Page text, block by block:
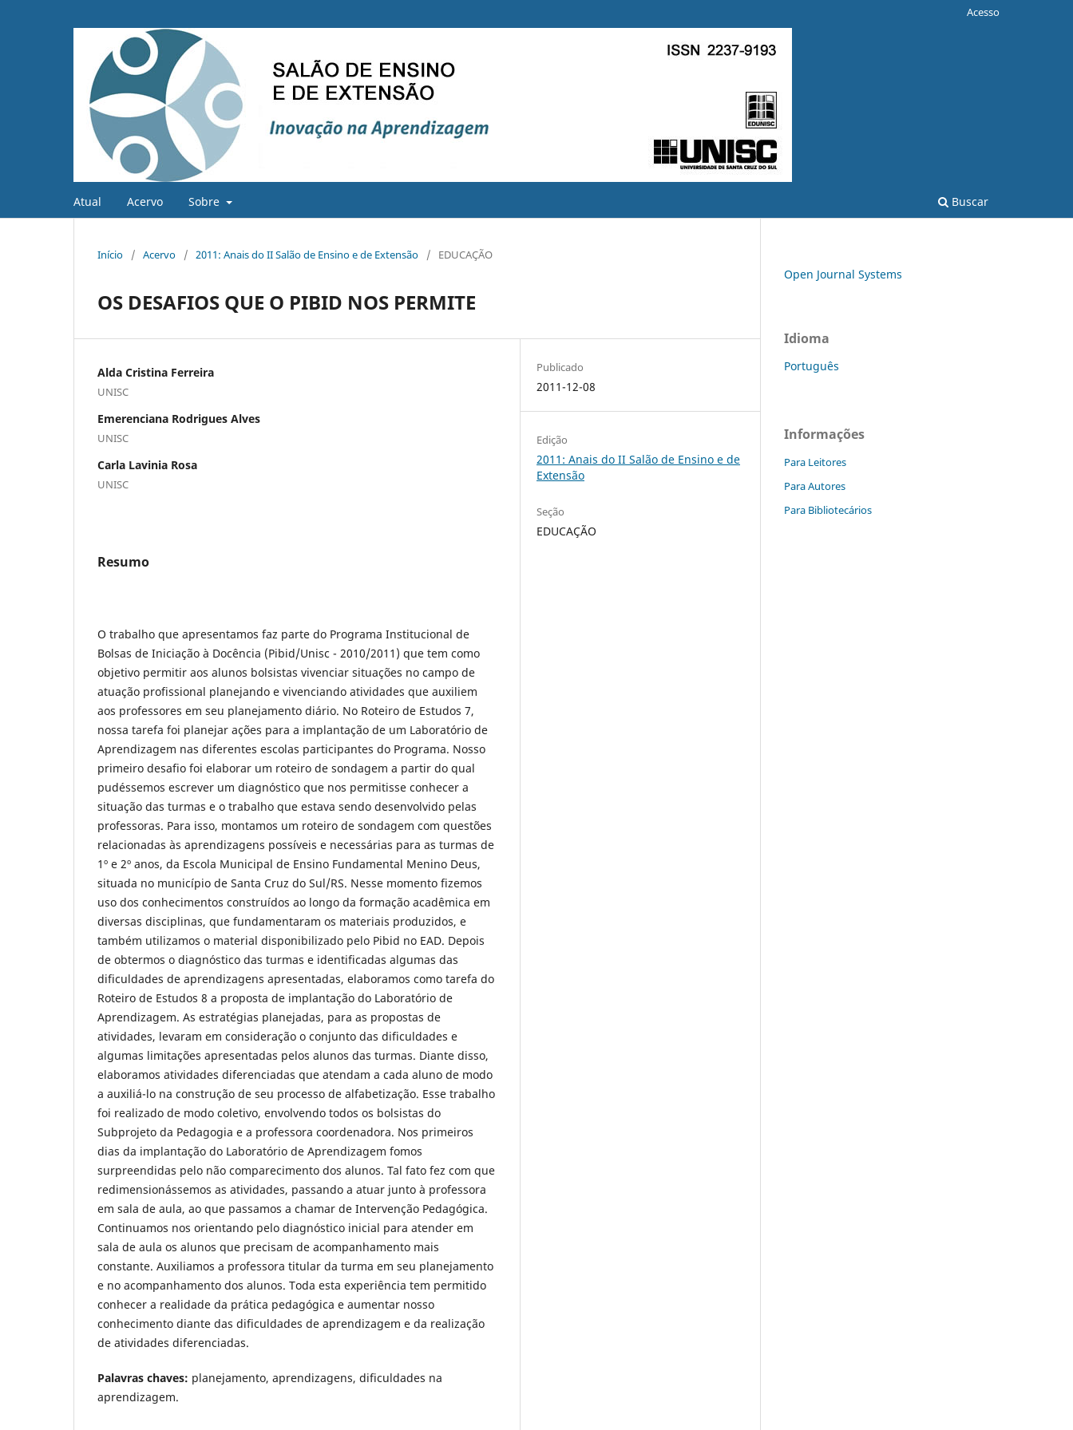
Atual Acervo Sobre Buscar
Acesso
Início / Acervo / 2011: Anais do II Salão de Ensino e de Extensão / EDUCAÇÃO
OS DESAFIOS QUE O PIBID NOS PERMITE
Alda Cristina Ferreira
UNISC
Emerenciana Rodrigues Alves
UNISC
Carla Lavinia Rosa
UNISC
Resumo
O trabalho que apresentamos faz parte do Programa Institucional de
Bolsas de Iniciação à Docência (Pibid/Unisc - 2010/2011) que tem como
objetivo permitir aos alunos bolsistas vivenciar situações no campo de
atuação profissional planejando e vivenciando atividades que auxiliem
aos professores em seu planejamento diário. No Roteiro de Estudos 7,
nossa tarefa foi planejar ações para a implantação de um Laboratório de
Aprendizagem nas diferentes escolas participantes do Programa. Nosso
primeiro desafio foi elaborar um roteiro de sondagem a partir do qual
pudéssemos escrever um diagnóstico que nos permitisse conhecer a
situação das turmas e o trabalho que estava sendo desenvolvido pelas
professoras. Para isso, montamos um roteiro de sondagem com questões
relacionadas às aprendizagens possíveis e necessárias para as turmas de
1º e 2º anos, da Escola Municipal de Ensino Fundamental Menino Deus,
situada no município de Santa Cruz do Sul/RS. Nesse momento fizemos
uso dos conhecimentos construídos ao longo da formação acadêmica em
diversas disciplinas, que fundamentaram os materiais produzidos, e
também utilizamos o material disponibilizado pelo Pibid no EAD. Depois
de obtermos o diagnóstico das turmas e identificadas algumas das
dificuldades de aprendizagens apresentadas, elaboramos como tarefa do
Roteiro de Estudos 8 a proposta de implantação do Laboratório de
Aprendizagem. As estratégias planejadas, para as propostas de
atividades, levaram em consideração o conjunto das dificuldades e
algumas limitações apresentadas pelos alunos das turmas. Diante disso,
elaboramos atividades diferenciadas que atendam a cada aluno de modo
a auxiliá-lo na construção de seu processo de alfabetização. Esse trabalho
foi realizado de modo coletivo, envolvendo todos os bolsistas do
Subprojeto da Pedagogia e a professora coordenadora. Nos primeiros
dias da implantação do Laboratório de Aprendizagem fomos
surpreendidas pelo não comparecimento dos alunos. Tal fato fez com que
redimensionássemos as atividades, passando a atuar junto à professora
em sala de aula, ao que passamos a chamar de Intervenção Pedagógica.
Continuamos nos orientando pelo diagnóstico inicial para atender em
sala de aula os alunos que precisam de acompanhamento mais
constante. Auxiliamos a professora titular da turma em seu planejamento
e no acompanhamento dos alunos. Toda esta experiência tem permitido
conhecer a realidade da prática pedagógica e aumentar nosso
conhecimento diante das dificuldades de aprendizagem e da realização
de atividades diferenciadas.
Palavras chaves: planejamento, aprendizagens, dificuldades na
aprendizagem.
Publicado
2011-12-08
Edição
2011: Anais do II Salão de Ensino e de
Extensão
Seção
EDUCAÇÃO
Open Journal Systems
Idioma
Português
Informações
Para Leitores
Para Autores
Para Bibliotecários